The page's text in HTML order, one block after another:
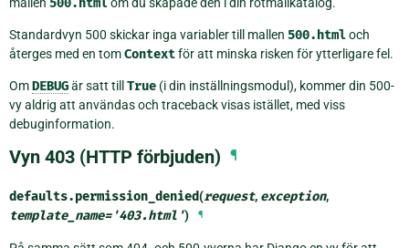
Standardvyn 500 skickar inga variabler till mallen 500.htmloch
återges med en tomContextför att minska risken för ytterligare fel.
OmDEBUGär satt till True (i din inställningsmodul), kommer din 500-
vy aldrig att användas och traceback visas istället, med viss
debuginformation.
Vyn 403 (HTTP förbjuden) ¶
defaults.permission_denied(request, exception,
template_name='403.html') ¶